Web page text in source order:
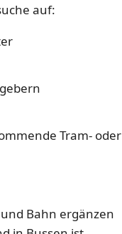
auf:
Tram- oder
Bahn ergänzen